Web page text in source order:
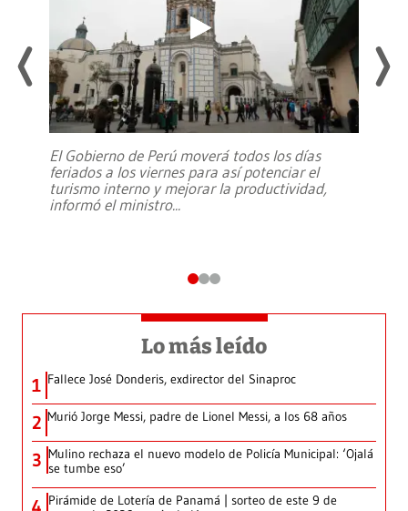
El Gobierno de Perú moverá todos los días
feriados a los viernes para así potenciar el
turismo interno y mejorar la productividad,
informó el ministro...
Lo más leído
1 Fallece José Donderis, exdirector del Sinaproc
2 Murió Jorge Messi, padre de Lionel Messi, a los 68 años
3 Mulino rechaza el nuevo modelo de Policía Municipal: ‘Ojalá
se tumbe eso’
Pirámide de Lotería de Panamá | sorteo de este 9 de